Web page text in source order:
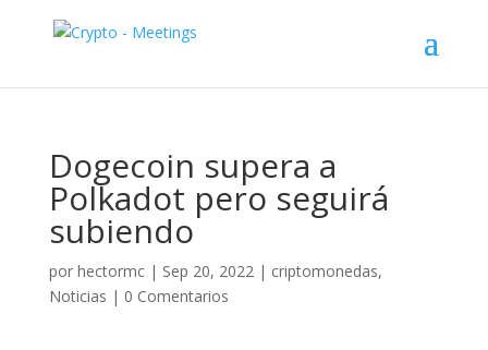
Dogecoin supera a
Polkadot pero seguirá
subiendo
por hectormc| Sep 20, 2022| criptomonedas,
Noticias | 0 Comentarios